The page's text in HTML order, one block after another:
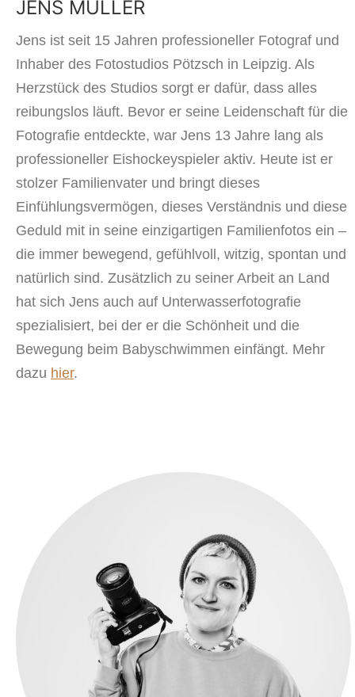
JENS MÜLLER
Jens ist seit 15 Jahren professioneller Fotograf und
Inhaber des Fotostudios Pötzsch in Leipzig. Als
Herzstück des Studios sorgt er dafür, dass alles
reibungslos läuft. Bevor er seine Leidenschaft für die
Fotografie entdeckte, war Jens 13 Jahre lang als
professioneller Eishockeyspieler aktiv. Heute ist er
stolzer Familienvater und bringt dieses
Einfühlungsvermögen, dieses Verständnis und diese
Geduld mit in seine einzigartigen Familienfotos ein –
die immer bewegend, gefühlvoll, witzig, spontan und
natürlich sind. Zusätzlich zu seiner Arbeit an Land
hat sich Jens auch auf Unterwasserfotografie
spezialisiert, bei der er die Schönheit und die
Bewegung beim Babyschwimmen einfängt. Mehr
dazu hier.